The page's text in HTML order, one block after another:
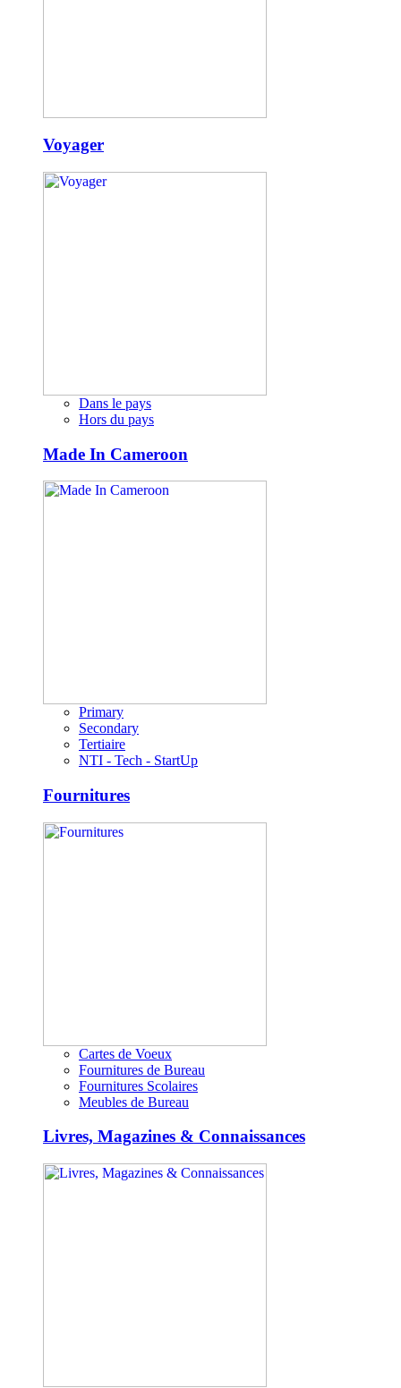
Voyager
Dans le pays
Hors du pays
Made In Cameroon
Primary
Secondary
Tertiaire
NTI - Tech - StartUp
Fournitures
Cartes de Voeux
Fournitures de Bureau
Fournitures Scolaires
Meubles de Bureau
Livres, Magazines & Connaissances